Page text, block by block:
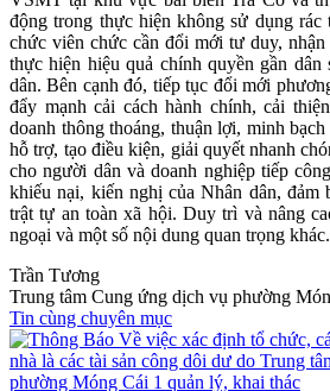
động trong thực hiện không sử dụng
chức viên chức cần đổi mới tư duy,
thực hiện hiệu quả chính quyền gần dân
dân. Bên cạnh đó, tiếp tục đổi mới
đẩy mạnh cải cách hành chính, cải
doanh thông thoáng, thuận lợi, minh
hỗ trợ, tạo điều kiện, giải quyết nhanh
cho người dân và doanh nghiệp tiếp
khiếu nại, kiến nghị của Nhân dân, đảm
trật tự an toàn xã hội. Duy trì và nâng
ngoại và một số nội dung quan trọng
Trần Tương
Trung tâm Cung ứng dịch vụ phường
Tin cùng chuyên mục